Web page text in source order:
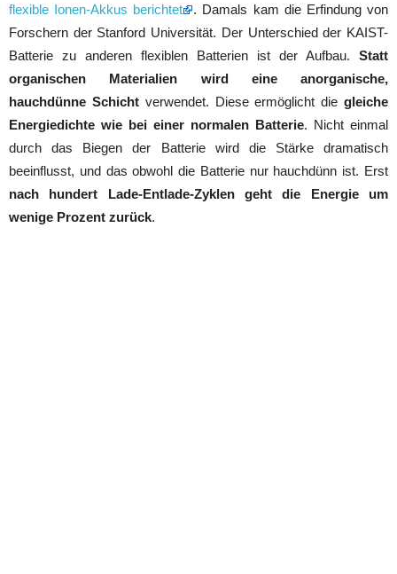
flexible Ionen-Akkus berichtet
. Damals kam die Erfindung von
Forschern der Stanford Universität. Der Unterschied der KAIST-
Batterie zu anderen flexiblen Batterien ist der Aufbau. Statt
organischen Materialien wird eine anorganische,
hauchdünne Schichtverwendet. Diese ermöglicht diegleiche
Energiedichte wie bei einer normalen Batterie. Nicht einmal
durch das Biegen der Batterie wird die Stärke dramatisch
beeinflusst, und das obwohl die Batterie nur hauchdünn ist. Erst
nach hundert Lade-Entlade-Zyklen geht die Energie um
wenige Prozent zurück.